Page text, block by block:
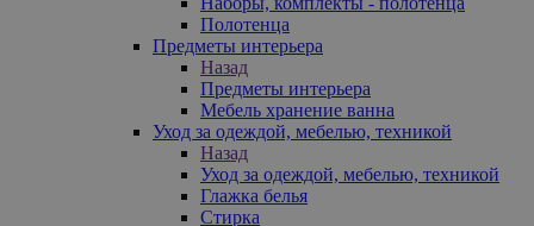
Полотенца
Предметы интерьера
Назад
Предметы интерьера
Мебель хранение ванна
Уход за одеждой, мебелью, техникой
Назад
Уход за одеждой, мебелью, техникой
Глажка белья
Стирка